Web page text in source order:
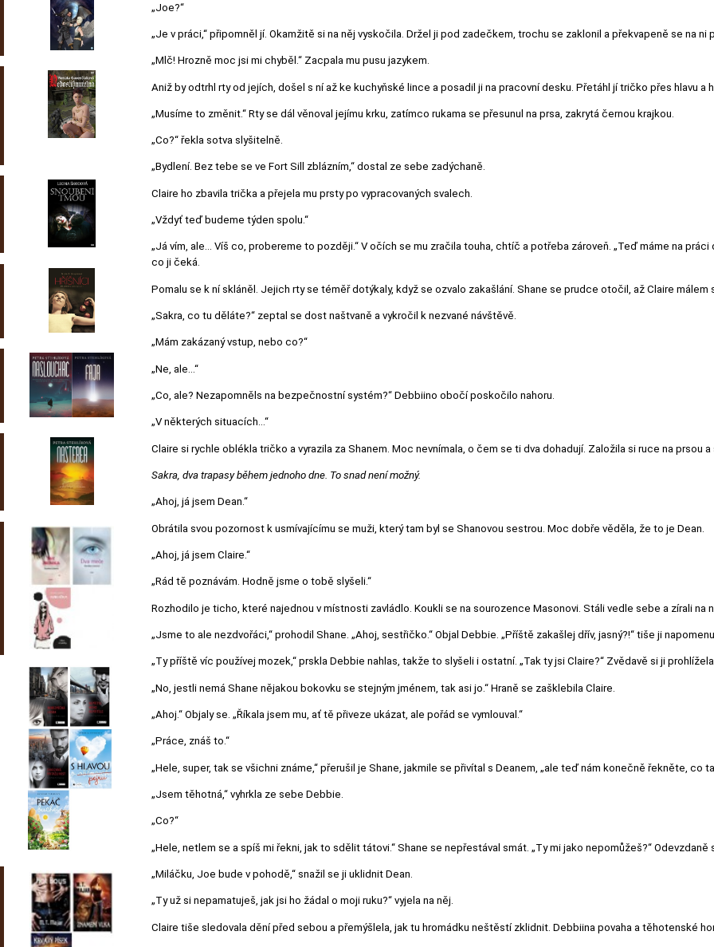
„Joe?“
„Je v práci,“ připomněl jí. Okamžitě si na něj vyskočila. Držel ji pod zadečkem, trochu se zaklonil a překvapeně se na ni
„Mlč! Hrozně moc jsi mi chyběl.“ Zacpala mu pusu jazykem.
Aniž by odtrhl rty od jejích, došel s ní až ke kuchyňské lince a posadil ji na pracovní desku. Přetáhl jí tričko přes hlavu a
„Musíme to změnit.“ Rty se dál věnoval jejímu krku, zatímco rukama se přesunul na prsa, zakrytá černou krajkou.
„Co?“ řekla sotva slyšitelně.
„Bydlení. Bez tebe se ve Fort Sill zblázním,“ dostal ze sebe zadýchaně.
Claire ho zbavila trička a přejela mu prsty po vypracovaných svalech.
„Vždyť teď budeme týden spolu.“
„Já vím, ale… Víš co, probereme to později.“ V očích se mu zračila touha, chtíč a potřeba zároveň. „Teď máme na
co ji čeká.
Pomalu se k ní skláněl. Jejich rty se téměř dotýkaly, když se ozvalo zakašlání. Shane se prudce otočil, až Claire málem
„Sakra, co tu děláte?“ zeptal se dost naštvaně a vykročil k nezvané návštěvě.
„Mám zakázaný vstup, nebo co?“
„Ne, ale…“
„Co, ale? Nezapomněls na bezpečnostní systém?“ Debbiino obočí poskočilo nahoru.
„V některých situacích…“
Claire si rychle oblékla tričko a vyrazila za Shanem. Moc nevnímala, o čem se ti dva dohadují. Založila si ruce na prsou
Sakra, dva trapasy během jednoho dne. To snad není možný.
„Ahoj, já jsem Dean.“
Obrátila svou pozornost k usmívajícímu se muži, který tam byl se Shanovou sestrou. Moc dobře věděla, že to je Dean.
„Ahoj, já jsem Claire.“
„Rád tě poznávám. Hodně jsme o tobě slyšeli.“
Rozhodilo je ticho, které najednou v místnosti zavládlo. Koukli se na sourozence Masonovi. Stáli vedle sebe a zírali na
„Jsme to ale nezdvořáci,“ prohodil Shane. „Ahoj, sestřičko.“ Objal Debbie. „Příště zakašlej dřív, jasný?!“ tiše ji
„Ty příště víc používej mozek,“ prskla Debbie nahlas, takže to slyšeli i ostatní. „Tak ty jsi Claire?“ Zvědavě si ji
„No, jestli nemá Shane nějakou bokovku se stejným jménem, tak asi jo.“ Hraně se zašklebila Claire.
„Ahoj.“ Objaly se. „Říkala jsem mu, ať tě přiveze ukázat, ale pořád se vymlouval.“
„Práce, znáš to.“
„Hele, super, tak se všichni známe,“ přerušil je Shane, jakmile se přivítal s Deanem, „ale teď nám konečně řekněte, co
„Jsem těhotná,“ vyhrkla ze sebe Debbie.
„Co?“
„Hele, netlem se a spíš mi řekni, jak to sdělit tátovi.“ Shane se nepřestával smát. „Ty mi jako nepomůžeš?“
„Miláčku, Joe bude v pohodě,“ snažil se ji uklidnit Dean.
„Ty už si nepamatuješ, jak jsi ho žádal o moji ruku?“ vyjela na něj.
Claire tiše sledovala dění před sebou a přemýšlela, jak tu hromádku neštěstí zklidnit. Debbiina povaha a těhotenské